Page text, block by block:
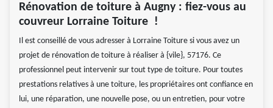
Rénovation de toiture à Augny : fiez-vous au
couvreur Lorraine Toiture !
Il est conseillé de vous adresser à Lorraine Toiture si vous avez un
projet de rénovation de toiture à réaliser à {vile}, 57176. Ce
professionnel peut intervenir sur tout type de toiture. Pour toutes
prestations relatives à une toiture, les propriétaires ont confiance en
lui, une réparation, une nouvelle pose, ou un entretien, pour votre